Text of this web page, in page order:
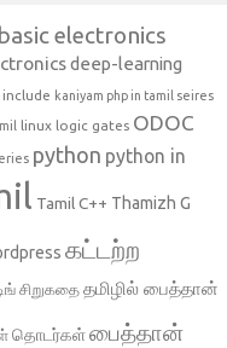
basic electronics
deep-learning
include kaniyam php in tamil seires
linux logic gates ODOC
python python in
Tamil C++ Thamizh G
கட்டற்ற
சிறுகதை தமிழில் பைத்தான்
தொடர்கள்பைத்தான்